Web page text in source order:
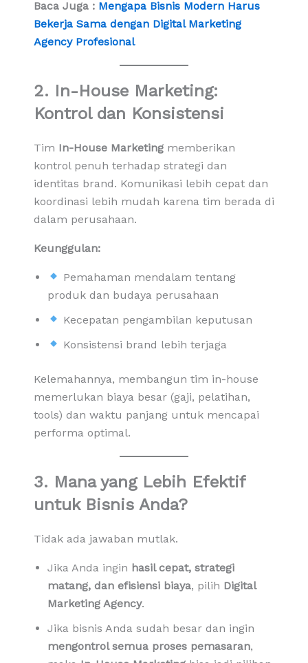
Baca Juga : Mengapa Bisnis Modern Harus
Bekerja Sama dengan Digital Marketing
Agency Profesional
2. In-House Marketing:
Kontrol dan Konsistensi
Tim In-House Marketingmemberikan
kontrol penuh terhadap strategi dan
identitas brand. Komunikasi lebih cepat dan
koordinasi lebih mudah karena tim berada di
dalam perusahaan.
Keunggulan:
Pemahaman mendalam tentang
produk dan budaya perusahaan
Kecepatan pengambilan keputusan
Konsistensi brand lebih terjaga
Kelemahannya, membangun tim in-house
memerlukan biaya besar (gaji, pelatihan,
tools) dan waktu panjang untuk mencapai
performa optimal.
3. Mana yang Lebih Efektif
untuk Bisnis Anda?
Tidak ada jawaban mutlak.
Jika Anda ingin hasil cepat, strategi
matang, dan efisiensi biaya, pilih Digital
Marketing Agency.
Jika bisnis Anda sudah besar dan ingin
mengontrol semua proses pemasaran,